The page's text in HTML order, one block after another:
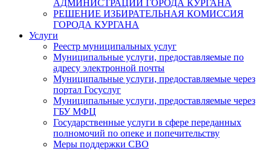
АДМИНИСТРАЦИИ ГОРОДА КУРГАНА
РЕШЕНИЕ ИЗБИРАТЕЛЬНАЯ КОМИССИЯ
ГОРОДА КУРГАНА
Услуги
Реестр муниципальных услуг
Муниципальные услуги, предоставляемые по
адресу электронной почты
Муниципальные услуги, предоставляемые через
портал Госуслуг
Муниципальные услуги, предоставляемые через
ГБУ МФЦ
Государственные услуги в сфере переданных
полномочий по опеке и попечительству
Меры поддержки СВО